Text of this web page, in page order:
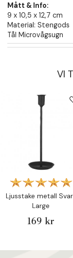
Mått & Info:
9 x 10,5 x 12,7 cm
Material: Stengods
Tål Microvågsugn
VI
Ljusstake metall
Large
169 kr